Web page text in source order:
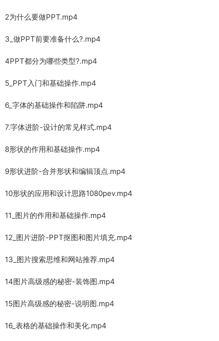
2为什么要做PPT.mp4
3_做PPT前要准备什么?.mp4
4PPT都分为哪些类型?.mp4
5_PPT入门和基础操作.mp4
6_字体的基础操作和陷阱.mp4
7.字体进阶-设计的常见样式.mp4
8形状的作用和基础操作.mp4
9形状进阶-合并形状和编辑顶点.mp4
10形状的应用和设计思路1080pev.mp4
11_图片的作用和基础操作.mp4
12_图片进阶-PPT抠图和图片填充.mp4
13_图片搜索思维和网站推荐.mp4
14图片高级感的秘密-装饰图.mp4
15图片高级感的秘密-说明图.mp4
16_表格的基础操作和美化.mp4